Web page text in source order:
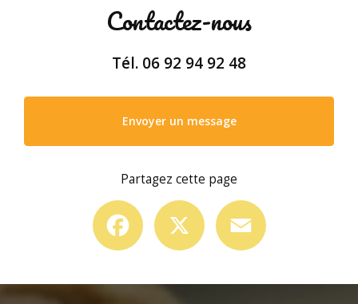
Contactez-nous
Tél. 06 92 94 92 48
Envoyer un message
Partagez cette page
Facebook